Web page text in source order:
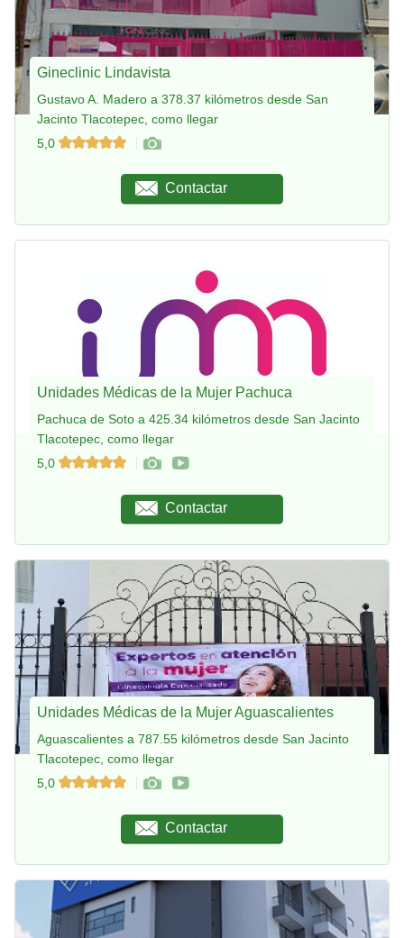
Gineclinic Lindavista
Gustavo A. Madero a 378.37 kilómetros desde San
Jacinto Tlacotepec, como llegar
5,0
Contactar
Unidades Médicas de la Mujer Pachuca
Pachuca de Soto a 425.34 kilómetros desde San Jacinto
Tlacotepec, como llegar
5,0
Contactar
Unidades Médicas de la Mujer Aguascalientes
Aguascalientes a 787.55 kilómetros desde San Jacinto
Tlacotepec, como llegar
5,0
Contactar